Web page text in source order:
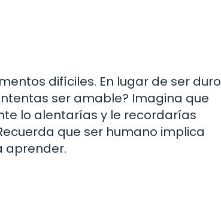
difíciles. En lugar de ser duro
ser amable? Imagina que
lo alentarías y le recordarías
que ser humano implica
aprender.